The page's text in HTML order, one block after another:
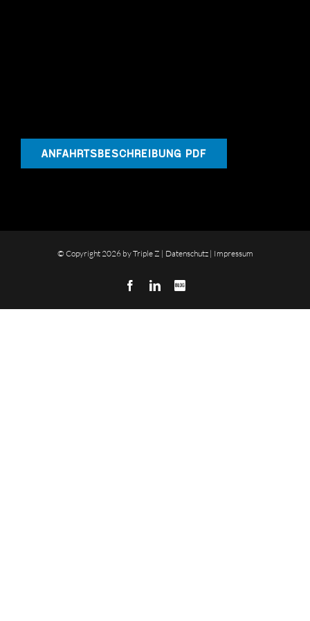
ANFAHRTSBESCHREIBUNG PDF
© Copyright 2026 by Triple Z | Datenschutz| Impressum
FacebookLinkedIn
Blog